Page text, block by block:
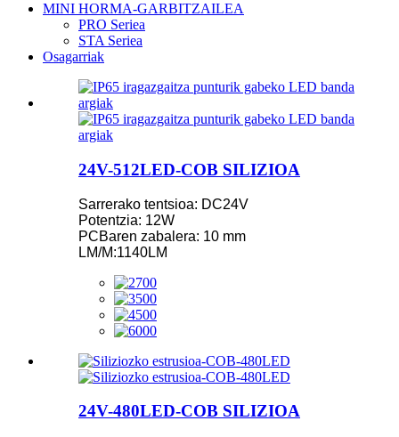
MINI HORMA-GARBITZAILEA
PRO Seriea
STA Seriea
Osagarriak
24V-512LED-COB SILIZIOA
Sarrerako tentsioa: DC24V
Potentzia: 12W
PCBaren zabalera: 10 mm
LM/M:1140LM
24V-480LED-COB SILIZIOA